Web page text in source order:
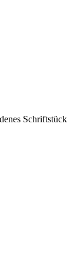
Schriftstück